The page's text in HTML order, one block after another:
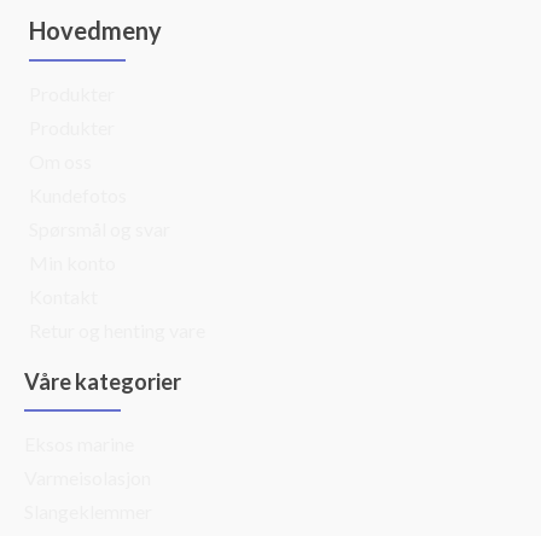
Hovedmeny
Våre kategorier